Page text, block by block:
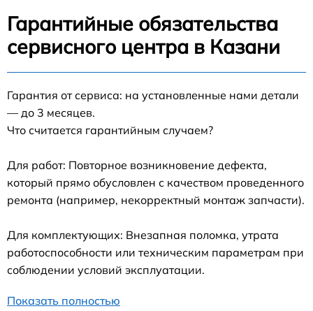
Гарантийные обязательства
сервисного центра в Казани
Гарантия от сервиса: на установленные нами детали
— до 3 месяцев.
Что считается гарантийным случаем?
Для работ: Повторное возникновение дефекта,
который прямо обусловлен с качеством проведенного
ремонта (например, некорректный монтаж запчасти).
Для комплектующих: Внезапная поломка, утрата
работоспособности или техническим параметрам при
соблюдении условий эксплуатации.
Показать полностью